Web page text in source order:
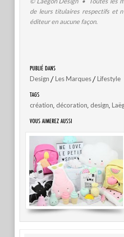
de leurs titulaires respectifs et
éditeur en aucune façon.
PUBLIÉ DANS
Design /Les Marques/Lifestyle
TAGS
création, décoration, design,
VOUS AIMEREZ AUSSI